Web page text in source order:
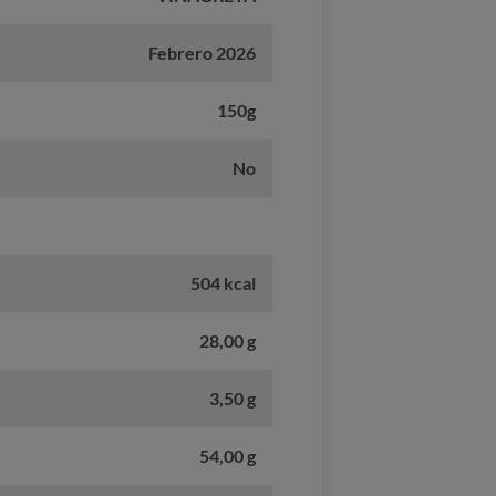
Febrero 2026
150g
No
504 kcal
28,00 g
3,50 g
54,00 g